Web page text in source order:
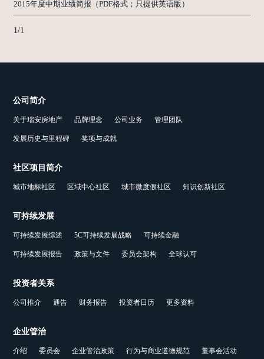
2015年度中期业绩简报（PDF格式；只提供英语版）
1/1
公司简介
关于瑞安房地产 品牌理念 公司业务 管理团队
发展历史与里程碑 奖项与成就
社区项目简介
城市地标社区 区域中心社区 城市微度假社区 知识创新社区
可持续发展
可持续发展综述 5C可持续发展战略 可持续金融
可持续发展报告 政策与文件 委员会架构 全球认可
投资者关系
公司推介 通告 财务报告 投资者日历 更多资料
企业管治
介绍 委员会 企业管治政策 行为与商业道德规范 董事会活动